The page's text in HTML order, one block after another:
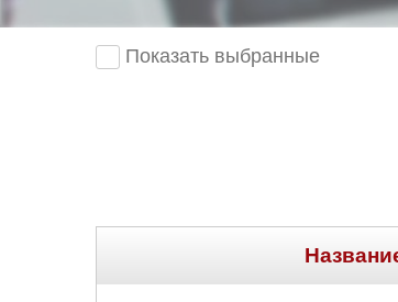
Показать выбранные